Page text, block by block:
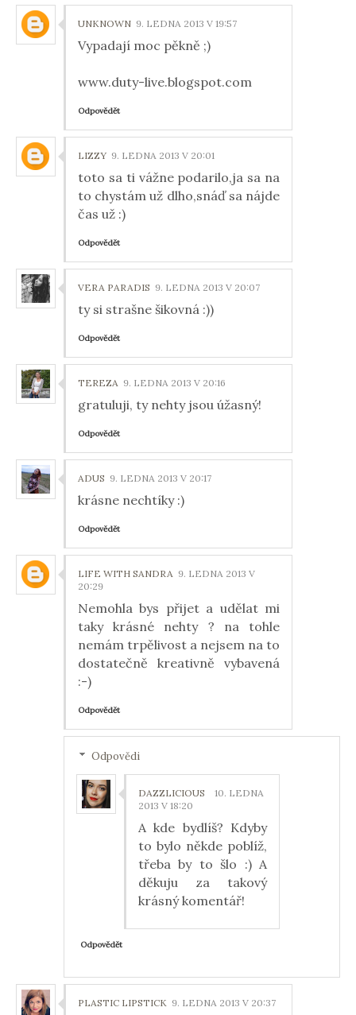
UNKNOWN 9. LEDNA 2013 V 19:57
Vypadají moc pěkně ;)
www.duty-live.blogspot.com
Odpovědět
LIZZY 9. LEDNA 2013 V 20:01
toto sa ti vážne podarilo,ja sa na
to chystám už dlho,snáď sa nájde
čas už :)
Odpovědět
VERA PARADIS 9. LEDNA 2013 V 20:07
ty si strašne šikovná :))
Odpovědět
TEREZA 9. LEDNA 2013 V 20:16
gratuluji, ty nehty jsou úžasný!
Odpovědět
ADUS 9. LEDNA 2013 V 20:17
krásne nechtíky :)
Odpovědět
LIFE WITH SANDRA 9. LEDNA 2013 V
20:29
Nemohla bys přijet a udělat mi
taky krásné nehty ? na tohle
nemám trpělivost a nejsem na to
dostatečně kreativně vybavená
:-)
Odpovědět
Odpovědi
DAZZLICIOUS
10. LEDNA
2013 V 18:20
A kde bydlíš? Kdyby
to bylo někde poblíž,
třeba by to šlo :) A
děkuju za takový
krásný komentář!
Odpovědět
PLASTIC LIPSTICK 9. LEDNA 2013 V 20:37